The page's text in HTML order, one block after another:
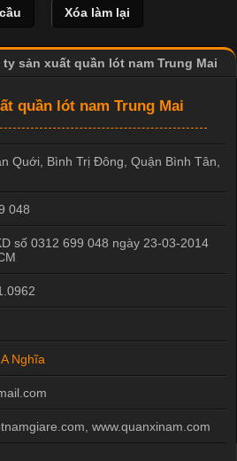
Đặc biệt, kỹ thuật này được ứng
áo thun, đồ thể thao
sản xuất quần lót nam Trung Mai
quần lót nam Trung Mai
Quới, Bình Trị Đông Quận Bình Tân
048
số 0312 699 048 ngày 23-03-2014
A Nghĩa
www.quanxinam.com